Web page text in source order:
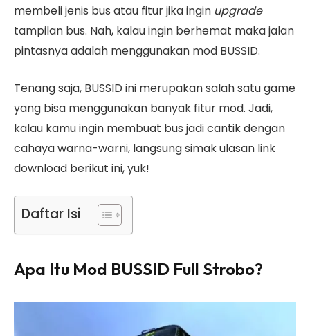
membeli jenis bus atau fitur jika ingin upgrade
tampilan bus. Nah, kalau ingin berhemat maka jalan
pintasnya adalah menggunakan mod BUSSID.
Tenang saja, BUSSID ini merupakan salah satu game
yang bisa menggunakan banyak fitur mod. Jadi,
kalau kamu ingin membuat bus jadi cantik dengan
cahaya warna-warni, langsung simak ulasan link
download berikut ini, yuk!
Daftar Isi
Apa Itu Mod BUSSID Full Strobo?